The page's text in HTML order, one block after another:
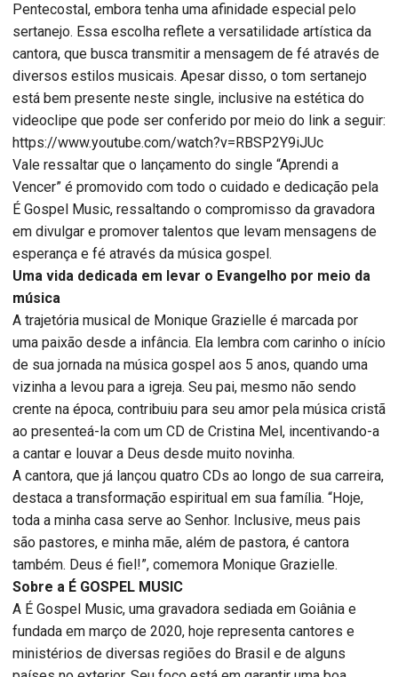
Pentecostal, embora tenha uma afinidade especial pelo
sertanejo. Essa escolha reflete a versatilidade artística da
cantora, que busca transmitir a mensagem de fé através de
diversos estilos musicais. Apesar disso, o tom sertanejo
está bem presente neste single, inclusive na estética do
videoclipe que pode ser conferido por meio do link a seguir:
https://www.youtube.com/watch?v=RBSP2Y9iJUc
Vale ressaltar que o lançamento do single “Aprendi a
Vencer” é promovido com todo o cuidado e dedicação pela
É Gospel Music, ressaltando o compromisso da gravadora
em divulgar e promover talentos que levam mensagens de
esperança e fé através da música gospel.
Uma vida dedicada em levar o Evangelho por meio da
música
A trajetória musical de Monique Grazielle é marcada por
uma paixão desde a infância. Ela lembra com carinho o início
de sua jornada na música gospel aos 5 anos, quando uma
vizinha a levou para a igreja. Seu pai, mesmo não sendo
crente na época, contribuiu para seu amor pela música cristã
ao presenteá-la com um CD de Cristina Mel, incentivando-a
a cantar e louvar a Deus desde muito novinha.
A cantora, que já lançou quatro CDs ao longo de sua carreira,
destaca a transformação espiritual em sua família. “Hoje,
toda a minha casa serve ao Senhor. Inclusive, meus pais
são pastores, e minha mãe, além de pastora, é cantora
também. Deus é fiel!”, comemora Monique Grazielle.
Sobre a É GOSPEL MUSIC
A É Gospel Music, uma gravadora sediada em Goiânia e
fundada em março de 2020, hoje representa cantores e
ministérios de diversas regiões do Brasil e de alguns